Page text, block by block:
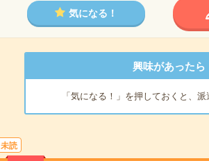
気になる！
興味があった
「気になる！」を押しておくと、派
未読